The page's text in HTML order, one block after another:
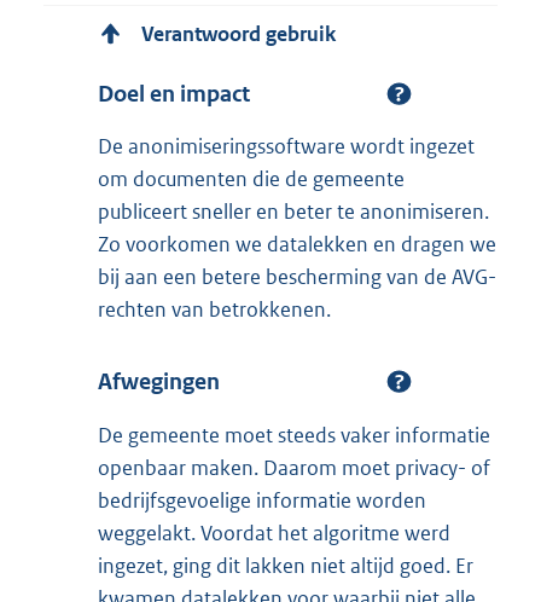
Verantwoord gebruik
Doel en impact
De anonimiseringssoftware wordt ingezet
om documenten die de gemeente
publiceert sneller en beter te anonimiseren.
Zo voorkomen we datalekken en dragen we
bij aan een betere bescherming van de AVG-
rechten van betrokkenen.
Afwegingen
De gemeente moet steeds vaker informatie
openbaar maken. Daarom moet privacy- of
bedrijfsgevoelige informatie worden
weggelakt. Voordat het algoritme werd
ingezet, ging dit lakken niet altijd goed. Er